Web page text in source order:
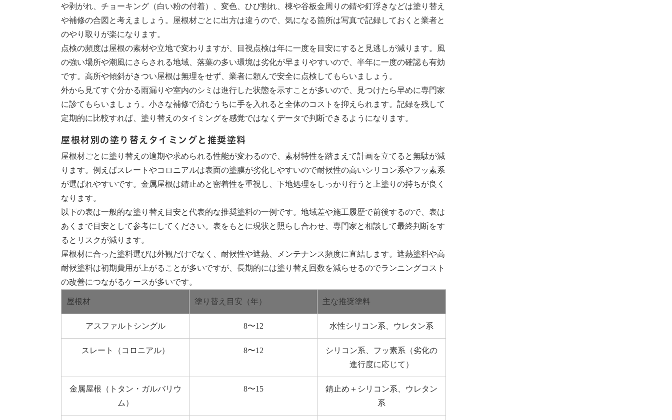
や剥がれ、チョーキング（白い粉の付着）、変色、ひび割れ、棟や谷板金周りの錆や釘浮きなどは塗り替え
や補修の合図と考えましょう。屋根材ごとに出方は違うので、気になる箇所は写真で記録しておくと業者と
のやり取りが楽になります。
点検の頻度は屋根の素材や立地で変わりますが、目視点検は年に一度を目安にすると見逃しが減ります。風
の強い場所や潮風にさらされる地域、落葉の多い環境は劣化が早まりやすいので、半年に一度の確認も有効
です。高所や傾斜がきつい屋根は無理をせず、業者に頼んで安全に点検してもらいましょう。
外から見てすぐ分かる雨漏りや室内のシミは進行した状態を示すことが多いので、見つけたら早めに専門家
に診てもらいましょう。小さな補修で済むうちに手を入れると全体のコストを抑えられます。記録を残して
定期的に比較すれば、塗り替えのタイミングを感覚ではなくデータで判断できるようになります。
屋根材別の塗り替えタイミングと推奨塗料
屋根材ごとに塗り替えの適期や求められる性能が変わるので、素材特性を踏まえて計画を立てると無駄が減
ります。例えばスレートやコロニアルは表面の塗膜が劣化しやすいので耐候性の高いシリコン系やフッ素系
が選ばれやすいです。金属屋根は錆止めと密着性を重視し、下地処理をしっかり行うと上塗りの持ちが良く
なります。
以下の表は一般的な塗り替え目安と代表的な推奨塗料の一例です。地域差や施工履歴で前後するので、表は
あくまで目安として参考にしてください。表をもとに現状と照らし合わせ、専門家と相談して最終判断をす
るとリスクが減ります。
屋根材に合った塗料選びは外観だけでなく、耐候性や遮熱、メンテナンス頻度に直結します。遮熱塗料や高
耐候塗料は初期費用が上がることが多いですが、長期的には塗り替え回数を減らせるのでランニングコスト
の改善につながるケースが多いです。
屋根材 塗り替え目安（年） 主な推奨塗料
アスファルトシングル 8〜12 水性シリコン系、ウレタン系
スレート（コロニアル） 8〜12
シリコン系、フッ素系（劣化の
進行度に応じて）
金属屋根（トタン・ガルバリウ
ム）
8〜15
錆止め＋シリコン系、ウレタン
系